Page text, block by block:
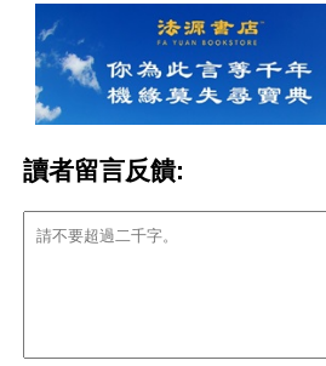
讀者留言反饋: